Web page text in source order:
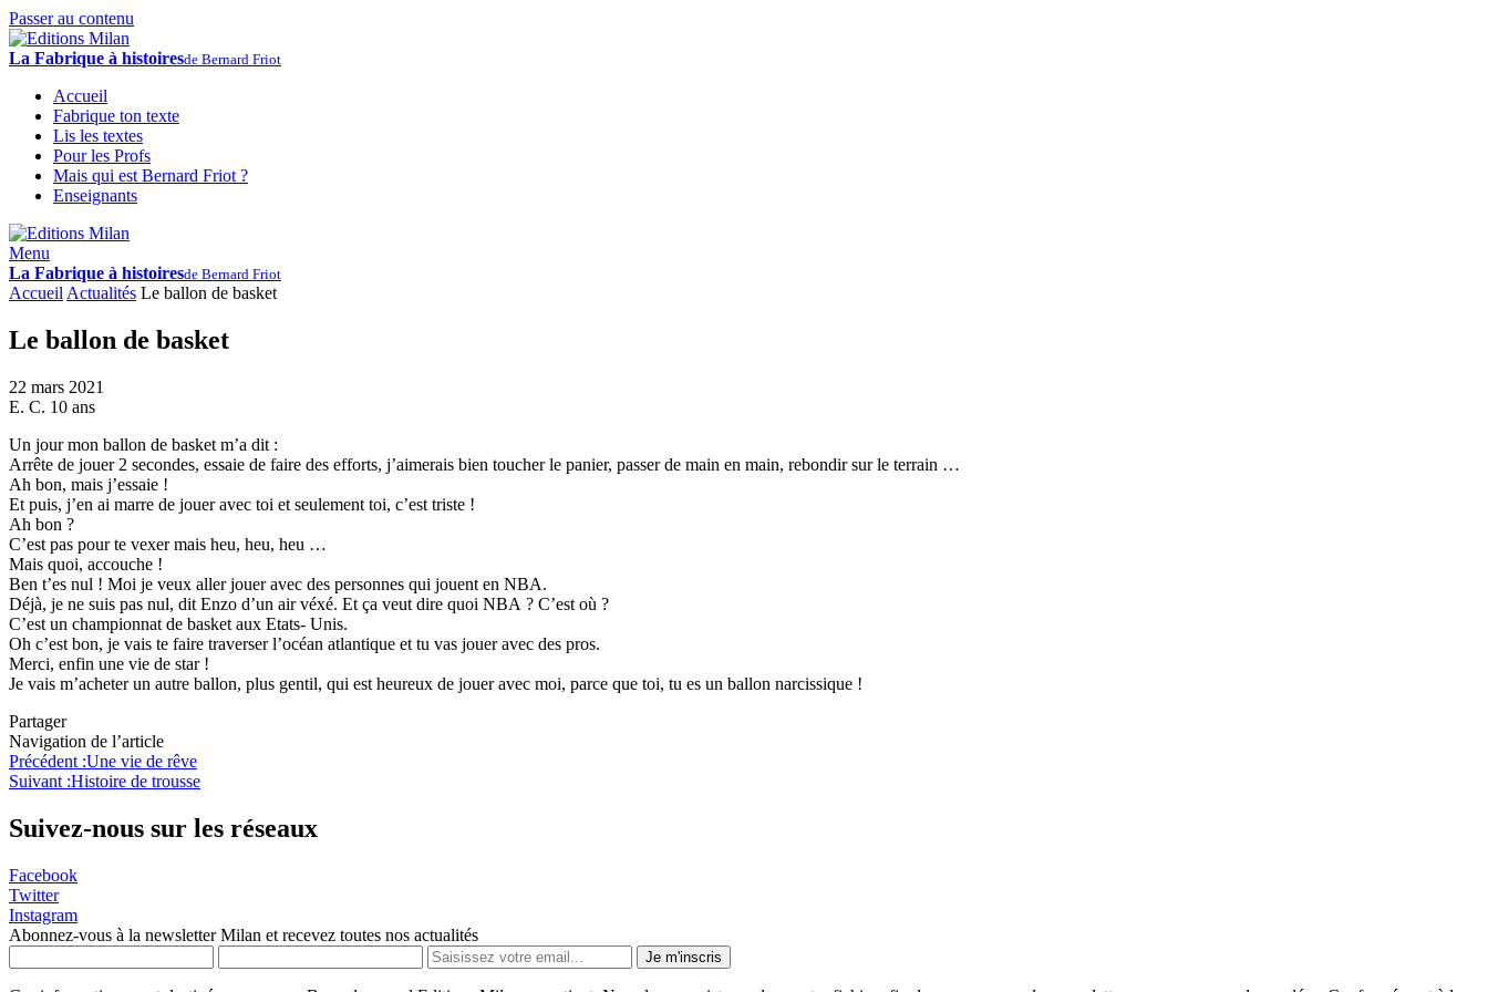
Passer au contenu
La Fabrique à histoiresde Bernard Friot
Accueil
Fabrique ton texte
Lis les textes
Pour les Profs
Mais qui est Bernard Friot ?
Enseignants
Menu
La Fabrique à histoiresde Bernard Friot
Accueil Actualités Le ballon de basket
Le ballon de basket
22 mars 2021
E. C. 10 ans
Un jour mon ballon de basket m’a dit :
Arrête de jouer 2 secondes, essaie de faire des efforts, j’aimerais bien toucher le panier, passer de main en main, rebondir sur le terrain …
Ah bon, mais j’essaie !
Et puis, j’en ai marre de jouer avec toi et seulement toi, c’est triste !
Ah bon ?
C’est pas pour te vexer mais heu, heu, heu …
Mais quoi, accouche !
Ben t’es nul ! Moi je veux aller jouer avec des personnes qui jouent en NBA.
Déjà, je ne suis pas nul, dit Enzo d’un air véxé. Et ça veut dire quoi NBA ? C’est où ?
C’est un championnat de basket aux Etats- Unis.
Oh c’est bon, je vais te faire traverser l’océan atlantique et tu vas jouer avec des pros.
Merci, enfin une vie de star !
Je vais m’acheter un autre ballon, plus gentil, qui est heureux de jouer avec moi, parce que toi, tu es un ballon narcissique !
Partager
Navigation de l’article
Précédent :Une vie de rêve
Suivant :Histoire de trousse
Suivez-nous sur les réseaux
Facebook
Twitter
Instagram
Abonnez-vous à la newsletter Milan et recevez toutes nos actualités
Je m'inscris